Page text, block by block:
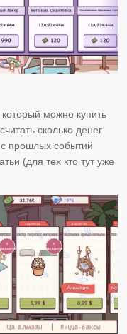
можно купить
сколько денег
прошлых событий
(для тех кто тут уже